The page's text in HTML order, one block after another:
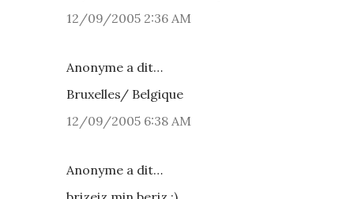
12/09/2005 2:36 AM
Anonyme a dit…
Bruxelles/ Belgique
12/09/2005 6:38 AM
Anonyme a dit…